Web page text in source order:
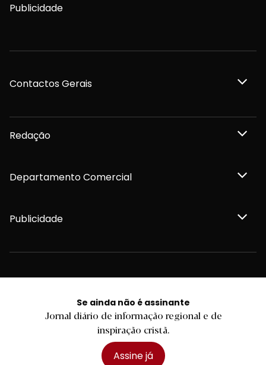
Se ainda não é assinante
Jornal diário de informação regional e de
inspiração cristã.
Assine já
Publicidade
Contactos Gerais
Redação
Departamento Comercial
Publicidade
Privacidade e Cookies
Declaração de compromisso FSC®
Editar Cookies
2026 Diário do Minho, Lda. © Todos os direitos reservados